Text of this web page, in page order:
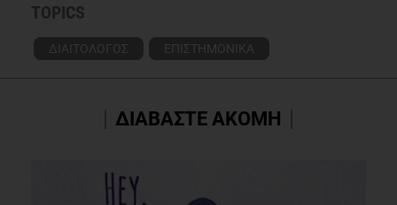
TOPICS
ΔΙΑΙΤΟΛΟΓΟΣ ΕΠΙΣΤΗΜΟΝΙΚΑ
ΔΙΑΒΑΣΤΕ ΑΚΟΜΗ